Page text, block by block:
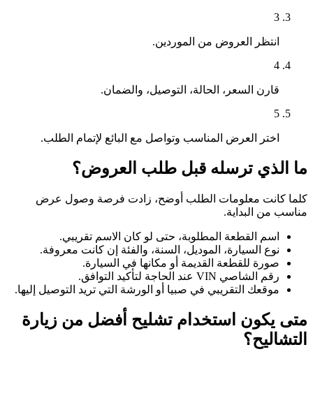
3
انتظر العروض من الموردين.
4
قارن السعر، الحالة، التوصيل، والضمان.
5
اختر العرض المناسب وتواصل مع البائع لإتمام الطلب.
ما الذي ترسله قبل طلب العروض؟
كلما كانت معلومات الطلب أوضح، زادت فرصة وصول عرض
مناسب من البداية.
اسم القطعة المطلوبة، حتى لو كان الاسم تقريبي.
نوع السيارة، الموديل، السنة، والفئة إن كانت معروفة.
صورة للقطعة القديمة أو مكانها في السيارة.
رقم الشاصي VIN عند الحاجة لتأكيد التوافق.
موقعك التقريبي في صبيا أو الورشة التي تريد التوصيل إليها.
متى يكون استخدام تشليح أفضل من زيارة
التشاليح؟